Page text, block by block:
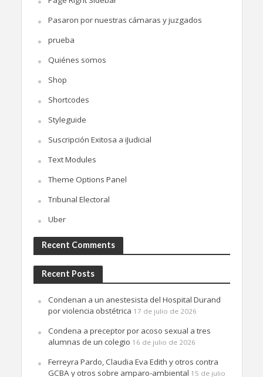
Pasaron por nuestras cámaras y juzgados
prueba
Quiénes somos
Shop
Shortcodes
Styleguide
Suscripción Exitosa a iJudicial
Text Modules
Theme Options Panel
Tribunal Electoral
Uber
Recent Comments
Recent Posts
Condenan a un anestesista del Hospital Durand
por violencia obstétrica 17 de julio de 2026
Condena a preceptor por acoso sexual a tres
alumnas de un colegio 16 de julio de 2026
Ferreyra Pardo, Claudia Eva Edith y otros contra
GCBA y otros sobre amparo-ambiental 15 de julio